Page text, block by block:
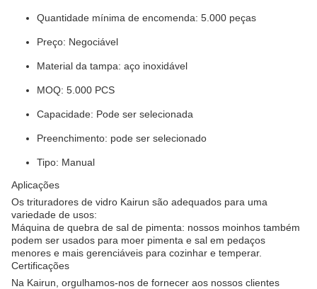
Quantidade mínima de encomenda: 5.000 peças
Preço: Negociável
Material da tampa: aço inoxidável
MOQ: 5.000 PCS
Capacidade: Pode ser selecionada
Preenchimento: pode ser selecionado
Tipo: Manual
Aplicações
Os trituradores de vidro Kairun são adequados para uma
variedade de usos:
Máquina de quebra de sal de pimenta: nossos moinhos também
podem ser usados para moer pimenta e sal em pedaços
menores e mais gerenciáveis para cozinhar e temperar.
Certificações
Na Kairun, orgulhamos-nos de fornecer aos nossos clientes